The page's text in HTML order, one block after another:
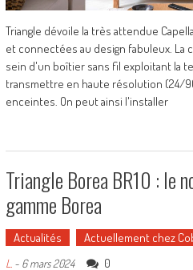
Triangle dévoile la très attendue
et connectées au design fabuleux.
sein d'un boîtier sans fil exploitant la
transmettre en haute résolution (24/
enceintes. On peut ainsi l'installer
Triangle Borea BR10 : le
gamme Borea
Actualités Actuellement chez
L. - 6 mars 2024 0